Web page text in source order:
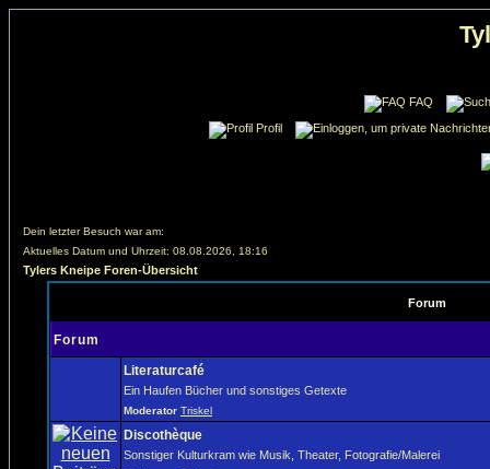
FAQ
Profil
Dein letzter Besuch war am:
Aktuelles Datum und Uhrzeit: 08.08.2026, 18:16
Tylers Kneipe Foren-Übersicht
Forum
Forum
Literaturcafé
Ein Haufen Bücher und sonstiges Getexte
Moderator Triskel
Discothèque
Sonstiger Kulturkram wie Musik, Theater, Fotografie/Malerei